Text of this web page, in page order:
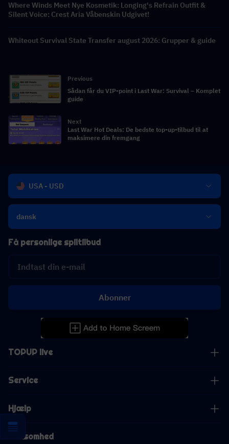
Where Winds Meet Nye Kosmetik: Longing's Refrain Outfit &
Silent Voice: Crest Aria Våbenskin Udgivet!
Whiteout Survival State Transfer august 2026: Grupper & guide
Previous
Sådan får du VIP-point i Last War: Survival – Komplet
guide
Next
Last War Hot Deals: De bedste top-up-tilbud til at
maksimere din fremgang
USA - USD
dansk
TOPUP live
Service
Hjælp
Virksomhed
Få personlige spiltilbud
Abonner